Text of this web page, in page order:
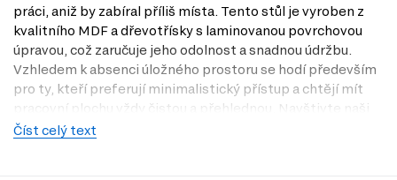
práci, aniž by zabíral příliš místa. Tento stůl je vyroben z
kvalitního MDF a dřevotřísky s laminovanou povrchovou
úpravou, což zaručuje jeho odolnost a snadnou údržbu.
Vzhledem k absenci úložného prostoru se hodí především
pro ty, kteří preferují minimalistický přístup a chtějí mít
pracovní plochu vždy čistou a přehlednou. Navštivte naši
prodejnu v Praze a objevte, jak tento stůl může obohatit
Číst celý text